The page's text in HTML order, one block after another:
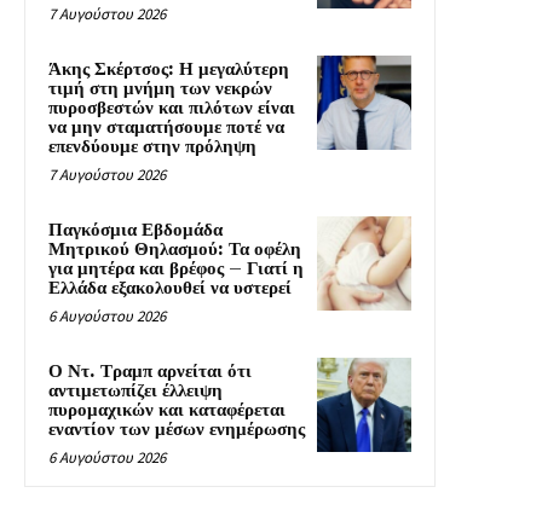
7 Αυγούστου 2026
Άκης Σκέρτσος: Η μεγαλύτερη
τιμή στη μνήμη των νεκρών
πυροσβεστών και πιλότων είναι
να μην σταματήσουμε ποτέ να
επενδύουμε στην πρόληψη
7 Αυγούστου 2026
Παγκόσμια Εβδομάδα
Μητρικού Θηλασμού: Τα οφέλη
για μητέρα και βρέφος – Γιατί η
Ελλάδα εξακολουθεί να υστερεί
6 Αυγούστου 2026
Ο Ντ. Τραμπ αρνείται ότι
αντιμετωπίζει έλλειψη
πυρομαχικών και καταφέρεται
εναντίον των μέσων ενημέρωσης
6 Αυγούστου 2026